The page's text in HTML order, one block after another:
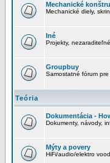
Mechanické
Mechanické diely,
Iné
Projekty, nezaraditeľné
Groupbuy
Samostatné fórum
Teória
Dokumentácia -
Dokumenty, návody,
Mýty a povery
HiFi/audio/elektro